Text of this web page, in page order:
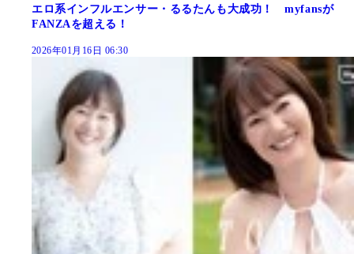
エロ系インフルエンサー・るるたんも大成功！ myfansが
FANZAを超える！
2026年01月16日 06:30